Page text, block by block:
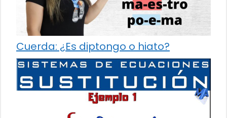
Cuerda: ¿Es diptongo o hiato?